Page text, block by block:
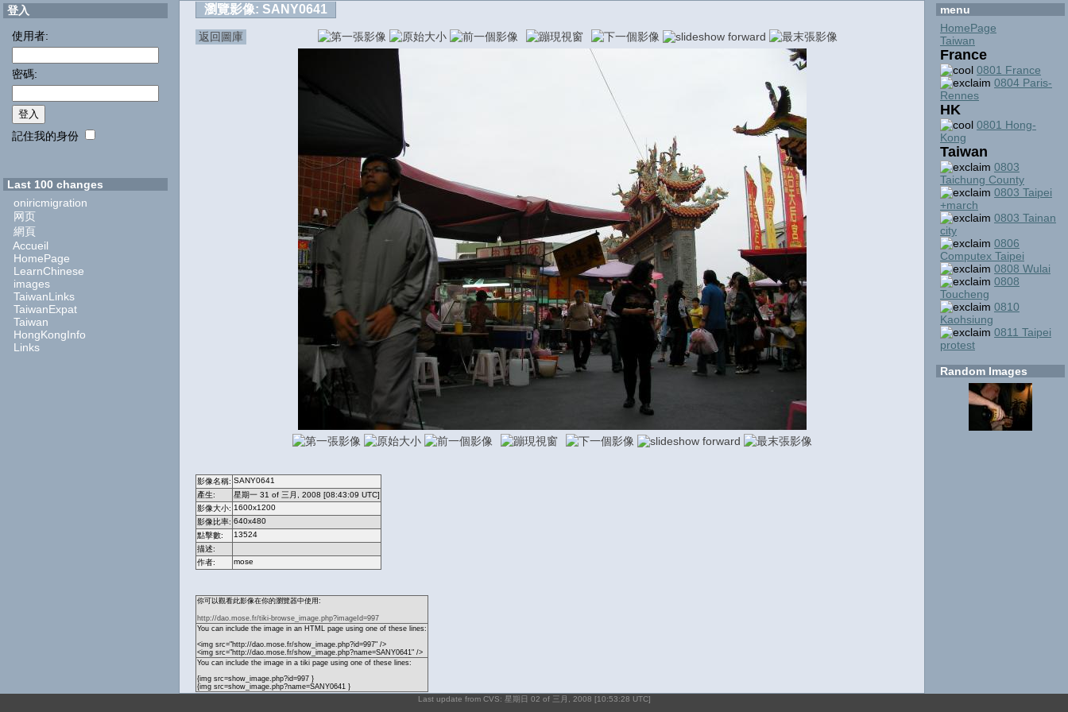
登入
使用者:
密碼:
記住我的身份
Last 100 changes
oniricmigration
网页
網頁
Accueil
HomePage
LearnChinese
images
TaiwanLinks
TaiwanExpat
Taiwan
HongKongInfo
Links
瀏覽影像: SANY0641
返回圖庫
影像名稱: SANY0641
產生:
星期一 31 of 三月, 2008 [08:43:09 UTC]
影像大小: 1600x1200
影像比率: 640x480
點擊數:
13524
描述:
作者:
mose
你可以觀看此影像在你的瀏覽器中使用:
http://dao.mose.fr/tiki-browse_image.php?imageId=997
You can include the image in an HTML page using one of these lines:
<img src="http://dao.mose.fr/show_image.php?id=997" />
<img src="http://dao.mose.fr/show_image.php?name=SANY0641" />
You can include the image in a tiki page using one of these lines:
{img src=show_image.php?id=997 }
{img src=show_image.php?name=SANY0641 }
menu
HomePage
Taiwan
France
0801 France
0804 Paris-
Rennes
HK
0801 Hong-
Kong
Taiwan
0803
Taichung County
0803 Taipei
+march
0803 Tainan
city
0806
Computex Taipei
0808 Wulai
0808
Toucheng
0810
Kaohsiung
0811 Taipei
protest
Random Images
Last update from CVS: 星期日 02 of 三月, 2008 [10:53:28 UTC]